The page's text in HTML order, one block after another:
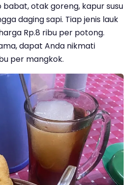
babat, otak goreng, kapur susu
daging sapi. Tiap jenis lauk
Rp.8 ribu per potong.
dapat Anda nikmati
per mangkok.